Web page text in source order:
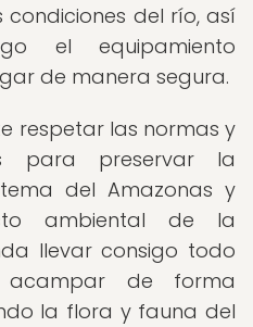
del río, así
el equipamiento
de manera segura.
respetar las normas y
para preservar la
del Amazonas y
ambiental de la
llevar consigo todo
de forma
la flora y fauna del